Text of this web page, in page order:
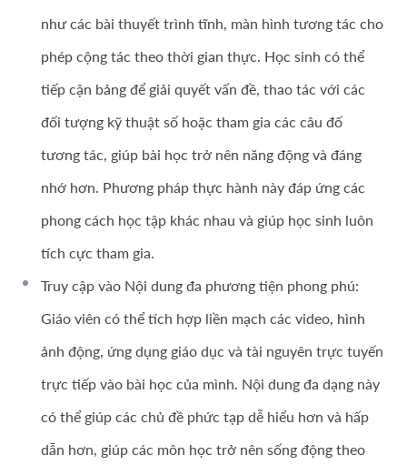
như các bài thuyết trình tĩnh, màn hình tương tác cho
phép cộng tác theo thời gian thực. Học sinh có thể
tiếp cận bảng để giải quyết vấn đề, thao tác với các
đối tượng kỹ thuật số hoặc tham gia các câu đố
tương tác, giúp bài học trở nên năng động và đáng
nhớ hơn. Phương pháp thực hành này đáp ứng các
phong cách học tập khác nhau và giúp học sinh luôn
tích cực tham gia.
Truy cập vào Nội dung đa phương tiện phong phú:
Giáo viên có thể tích hợp liền mạch các video, hình
ảnh động, ứng dụng giáo dục và tài nguyên trực tuyến
trực tiếp vào bài học của mình. Nội dung đa dạng này
có thể giúp các chủ đề phức tạp dễ hiểu hơn và hấp
dẫn hơn, giúp các môn học trở nên sống động theo